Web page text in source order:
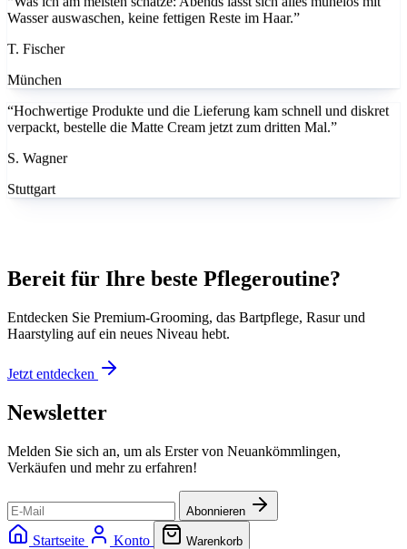
Wasser auswaschen, keine fettigen Reste im Haar.”
verpackt, bestelle die Matte Cream jetzt zum dritten Mal.”
Bereit für Ihre beste Pflegeroutine?
Entdecken Sie Premium-Grooming, das Bartpflege, Rasur und
Haarstyling auf ein neues Niveau hebt.
Jetzt entdecken
Newsletter
Melden Sie sich an, um als Erster von Neuankömmlingen,
Verkäufen und mehr zu erfahren!
Abonnieren
Startseite Konto Warenkorb